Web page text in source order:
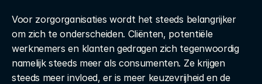
Voor zorgorganisaties wordt het steeds belangrijker
om zich te onderscheiden. Cliënten, potentiële
werknemers en klanten gedragen zich tegenwoordig
namelijk steeds meer als consumenten. Ze krijgen
steeds meer invloed, er is meer keuzevrijheid en de